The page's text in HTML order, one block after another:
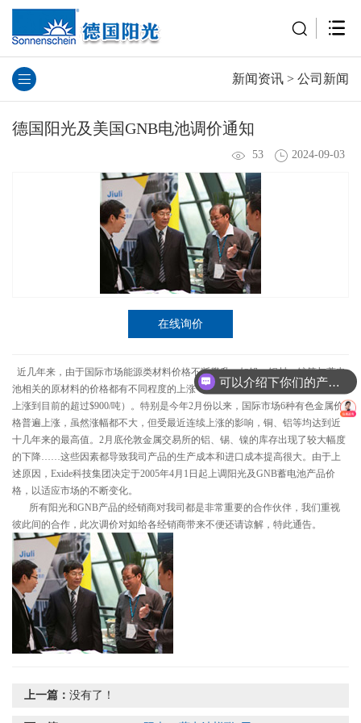
新闻资讯 > 公司新闻
德国阳光及美国GNB电池调价通知
53 2024-09-03
在线询价
近几年来，由于国际市场能源类材料价格不断攀升，如铅、钢材、锌等与蓄电
池相关的原材料的价格都有不同程度的上涨（例如：铅已由2003年底的$500/吨
上涨到目前的超过$900/吨）。特别是今年2月份以来，国际市场6种有色金属价
格普遍上涨，虽然涨幅都不大，但受最近连续上涨的影响，铜、铝等均达到近
十几年来的最高值。2月底伦敦金属交易所的铝、锡、镍的库存出现了较大幅度
的下降……这些因素都导致我司产品的生产成本和进口成本提高很大。由于上
述原因，Exide科技集团决定于2005年4月1日起上调阳光及GNB蓄电池产品价
格，以适应市场的不断变化。
所有阳光和GNB产品的经销商对我司都是非常重要的合作伙伴，我们重视
彼此间的合作，此次调价对如给各经销商带来不便还请谅解，特此通告。
上一篇： 没有了！
可以介绍下你们的产品么